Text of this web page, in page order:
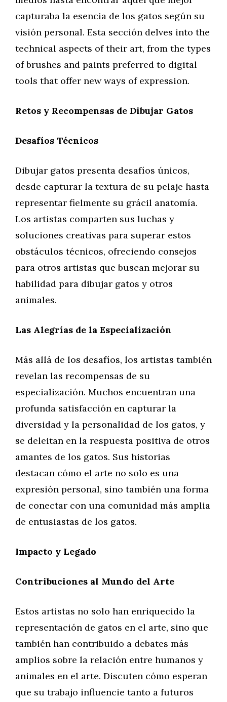
capturaba la esencia de los gatos según su
visión personal. Esta sección delves into the
technical aspects of their art, from the types
of brushes and paints preferred to digital
tools that offer new ways of expression.
Retos y Recompensas de Dibujar Gatos
Desafíos Técnicos
Dibujar gatos presenta desafíos únicos,
desde capturar la textura de su pelaje hasta
representar fielmente su grácil anatomía.
Los artistas comparten sus luchas y
soluciones creativas para superar estos
obstáculos técnicos, ofreciendo consejos
para otros artistas que buscan mejorar su
habilidad para dibujar gatos y otros
animales.
Las Alegrías de la Especialización
Más allá de los desafíos, los artistas también
revelan las recompensas de su
especialización. Muchos encuentran una
profunda satisfacción en capturar la
diversidad y la personalidad de los gatos, y
se deleitan en la respuesta positiva de otros
amantes de los gatos. Sus historias
destacan cómo el arte no solo es una
expresión personal, sino también una forma
de conectar con una comunidad más amplia
de entusiastas de los gatos.
Impacto y Legado
Contribuciones al Mundo del Arte
Estos artistas no solo han enriquecido la
representación de gatos en el arte, sino que
también han contribuido a debates más
amplios sobre la relación entre humanos y
animales en el arte. Discuten cómo esperan
que su trabajo influencie tanto a futuros